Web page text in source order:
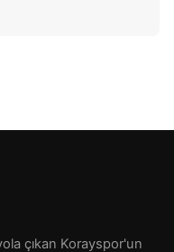
çıkan Korayspor'un